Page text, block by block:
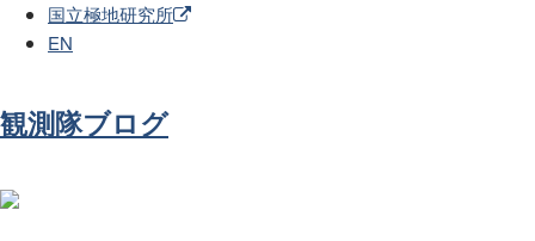
国立極地研究所
EN
観測隊ブログ